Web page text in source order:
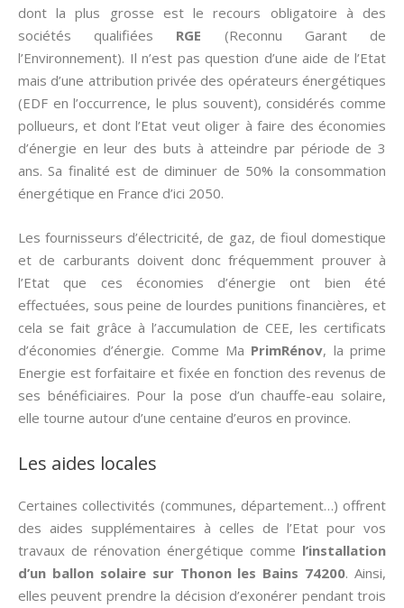
dont la plus grosse est le recours obligatoire à des
sociétés qualifiées RGE (Reconnu Garant de
l’Environnement). Il n’est pas question d’une aide de l’Etat
mais d’une attribution privée des opérateurs énergétiques
(EDF en l’occurrence, le plus souvent), considérés comme
pollueurs, et dont l’Etat veut oliger à faire des économies
d’énergie en leur des buts à atteindre par période de 3
ans. Sa finalité est de diminuer de 50% la consommation
énergétique en France d’ici 2050.
Les fournisseurs d’électricité, de gaz, de fioul domestique
et de carburants doivent donc fréquemment prouver à
l’Etat que ces économies d’énergie ont bien été
effectuées, sous peine de lourdes punitions financières, et
cela se fait grâce à l’accumulation de CEE, les certificats
d’économies d’énergie. Comme Ma PrimRénov, la prime
Energie est forfaitaire et fixée en fonction des revenus de
ses bénéficiaires. Pour la pose d’un chauffe-eau solaire,
elle tourne autour d’une centaine d’euros en province.
Les aides locales
Certaines collectivités (communes, département…) offrent
des aides supplémentaires à celles de l’Etat pour vos
travaux de rénovation énergétique comme l’installation
d’un ballon solaire sur Thonon les Bains 74200. Ainsi,
elles peuvent prendre la décision d’exonérer pendant trois